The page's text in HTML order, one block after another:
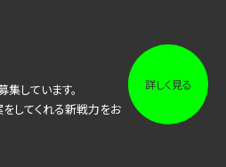
しています。
してくれる新戦力をお
詳しく見る